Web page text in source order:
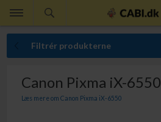
Filtrér produkterne
Canon Pixma iX-6550
Læs mere om Canon Pixma iX-6550